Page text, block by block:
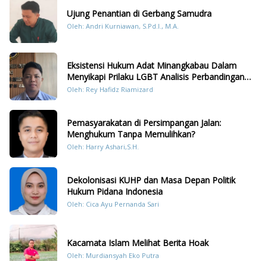
Ujung Penantian di Gerbang Samudra
Oleh: Andri Kurniawan, S.Pd.I., M.A.
Eksistensi Hukum Adat Minangkabau Dalam
Menyikapi Prilaku LGBT Analisis Perbandingan
Dengan Hukum Pidana
Oleh: Rey Hafidz Riamizard
Pemasyarakatan di Persimpangan Jalan:
Menghukum Tanpa Memulihkan?
Oleh: Harry Ashari,S.H.
Dekolonisasi KUHP dan Masa Depan Politik
Hukum Pidana Indonesia
Oleh: Cica Ayu Pernanda Sari
Kacamata Islam Melihat Berita Hoak
Oleh: Murdiansyah Eko Putra